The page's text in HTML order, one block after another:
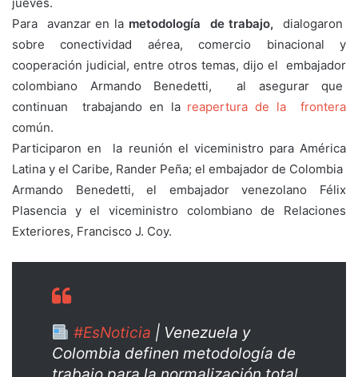
jueves.
Para avanzar en la metodología de trabajo, dialogaron
sobre conectividad aérea, comercio binacional y
cooperación judicial, entre otros temas, dijo el embajador
colombiano Armando Benedetti, al asegurar que
continuan trabajando en la reapertura de la frontera
común.
Participaron en la reunión el viceministro para América
Latina y el Caribe, Rander Peña; el embajador de Colombia
Armando Benedetti, el embajador venezolano Félix
Plasencia y el viceministro colombiano de Relaciones
Exteriores, Francisco J. Coy.
#EsNoticia | Venezuela y
Colombia definen metodología de